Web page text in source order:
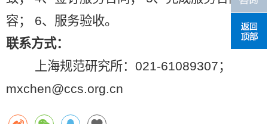
容；
6、服务验收。
联系方式：
上海规范研究所： 021-61089307；
mxchen@ccs.org.cn